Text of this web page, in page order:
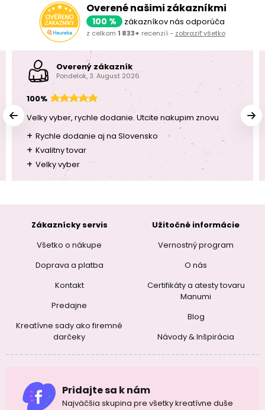
Overené našimi zákazníkmi
100 % zákazníkov nás odporúča
z celkom 1 833+ recenzií - zobraziť všetko
Overený zákazník
Pondelok, 3. August 2026
100%
Velky vyber, rychle dodanie. Utcite nakupim znovu
+ Rychle dodanie aj na Slovensko
+ Kvalitny tovar
+ Velky vyber
Zákaznícky servis
Všetko o nákupe
Doprava a platba
Kontakt
Predajne
Kreatívne sady ako firemné
darčeky
Užitočné informácie
Vernostný program
O nás
Certifikáty a atesty tovaru
Manumi
Blog
Návody & Inšpirácia
Pridajte sa k nám
Najväčšia skupina pre všetky kreatívne duše